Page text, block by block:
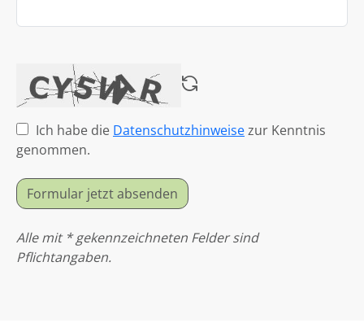
Ich habe die Datenschutzhinweisezur Kenntnis
genommen.
Formular jetzt absenden
Alle mit * gekennzeichneten Felder sind
Pflichtangaben.